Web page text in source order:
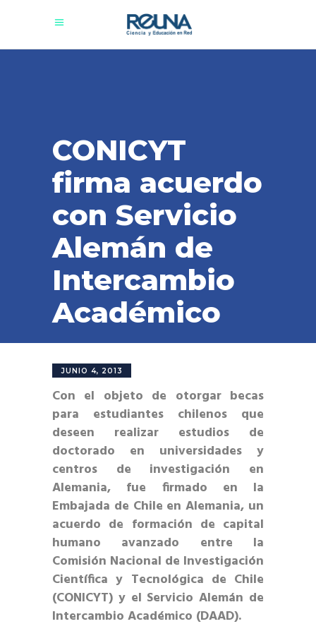
CONICYT
firma acuerdo
con Servicio
Alemán de
Intercambio
Académico
JUNIO 4, 2013
Con el objeto de otorgar becas
para estudiantes chilenos que
deseen realizar estudios de
doctorado en universidades y
centros de investigación en
Alemania, fue firmado en la
Embajada de Chile en Alemania, un
acuerdo de formación de capital
humano avanzado entre la
Comisión Nacional de Investigación
Científica y Tecnológica de Chile
(CONICYT) y el Servicio Alemán de
Intercambio Académico (DAAD).